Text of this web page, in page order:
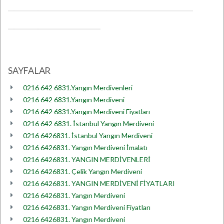
SAYFALAR
0216 642 6831.Yangın Merdivenleri
0216 642 6831.Yangın Merdiveni
0216 642 6831.Yangın Merdiveni Fiyatları
0216 642 6831. İstanbul Yangın Merdiveni
0216 6426831. İstanbul Yangın Merdiveni
0216 6426831. Yangın Merdiveni İmalatı
0216 6426831. YANGIN MERDİVENLERİ
0216 6426831. Çelik Yangın Merdiveni
0216 6426831. YANGIN MERDİVENİ FİYATLARI
0216 6426831. Yangın Merdiveni
0216 6426831. Yangın Merdiveni Fiyatları
0216 6426831. Yangın Merdiveni